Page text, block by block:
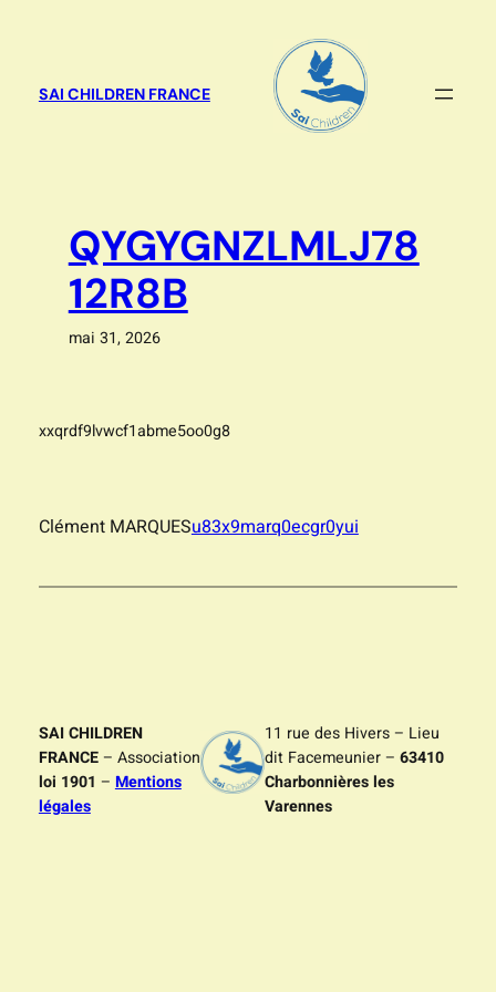
SAI CHILDREN FRANCE
QYGYGNZLMLJ78
12R8B
mai 31, 2026
xxqrdf9lvwcf1abme5oo0g8
Clément MARQUESu83x9marq0ecgr0yui
SAI CHILDREN
FRANCE– Association
loi 1901 – Mentions
légales
11 rue des Hivers – Lieu
dit Facemeunier – 63410
Charbonnières les
Varennes